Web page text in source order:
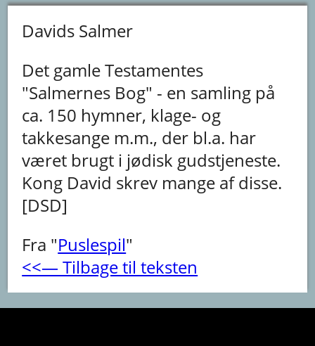
Davids Salmer
Det gamle Testamentes
"Salmernes Bog" - en samling på
ca. 150 hymner, klage- og
takkesange m.m., der bl.a. har
været brugt i jødisk gudstjeneste.
Kong David skrev mange af disse.
[DSD]
Fra "Puslespil"
<<― Tilbage til teksten